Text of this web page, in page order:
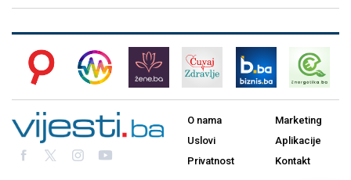
O nama
Uslovi
Privatnost
Marketing
Aplikacije
Kontakt